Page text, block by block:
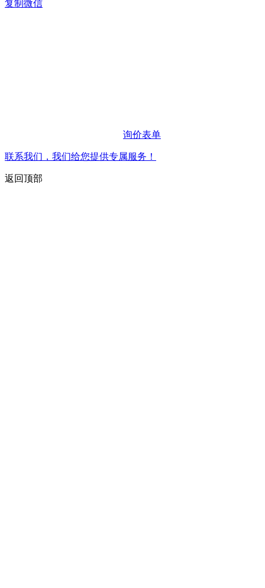
复制微信
询价表单
联系我们，我们给您提供专属服务！
返回顶部